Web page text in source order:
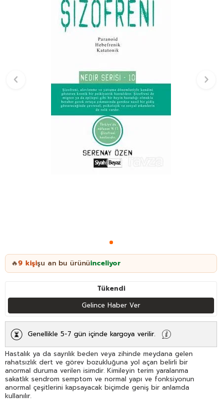
🔥9 kişişu an bu ürünüinceliyor
Tükendi
Gelince Haber Ver
Genellikle 5-7 gün içinde kargoya verilir.
Hastalık ya da sayrılık beden veya zihinde meydana gelen
rahatsızlık dert ve görev bozukluğuna yol açan belirli bir
anormal duruma verilen isimdir. Kimileyin terim yaralanma
sakatlık sendrom semptom ve normal yapı ve fonksiyonun
anormal çeşitlerini kapsayacak biçimde geniş bir anlamda
kullanılır.